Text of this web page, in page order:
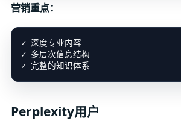
营销重点：
✓ 深度专业内容
✓ 多层次信息结构
Perplexity用户